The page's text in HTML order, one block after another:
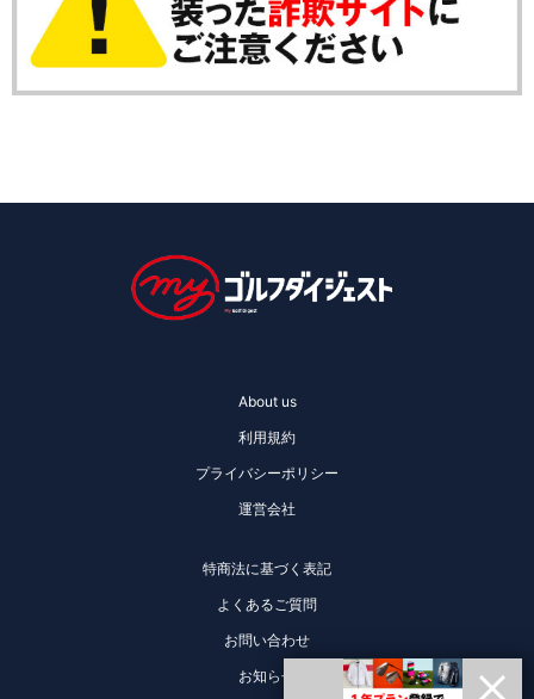
About us
利用規約
プライバシーポリシー
運営会社
特商法に基づく表記
よくあるご質問
お問い合わせ
お知らせ